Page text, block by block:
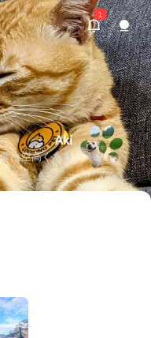
1
Aki
夢は空高くある